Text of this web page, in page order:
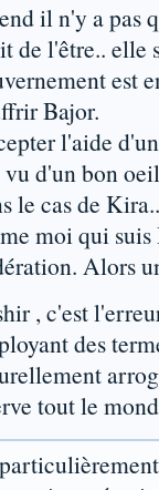
il n'y a pas
de l'être.. elle
est
Bajor.
l'aide
d'un bon
le cas de Kira..
moi qui suis
Alors
, c'est
des
tout le